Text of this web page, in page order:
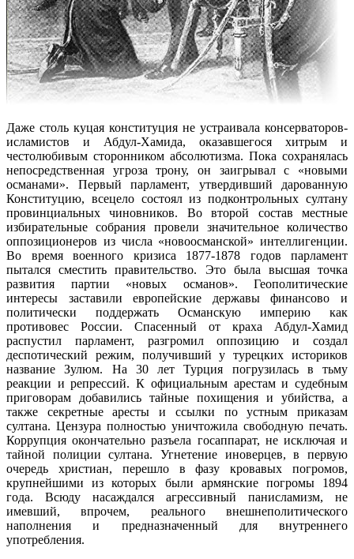
Даже столь куцая конституция не устраивала консерваторов-
исламистов и Абдул-Хамида, оказавшегося хитрым и
честолюбивым сторонником абсолютизма. Пока сохранялась
непосредственная угроза трону, он заигрывал с «новыми
османами». Первый парламент, утвердивший дарованную
Конституцию, всецело состоял из подконтрольных султану
провинциальных чиновников. Во второй состав местные
избирательные собрания провели значительное количество
оппозиционеров из числа «новоосманской» интеллигенции.
Во время военного кризиса 1877-1878 годов парламент
пытался сместить правительство. Это была высшая точка
развития партии «новых османов». Геополитические
интересы заставили европейские державы финансово и
политически поддержать Османскую империю как
противовес России. Спасенный от краха Абдул-Хамид
распустил парламент, разгромил оппозицию и создал
деспотический режим, получивший у турецких историков
название Зулюм. На 30 лет Турция погрузилась в тьму
реакции и репрессий. К официальным арестам и судебным
приговорам добавились тайные похищения и убийства, а
также секретные аресты и ссылки по устным приказам
султана. Цензура полностью уничтожила свободную печать.
Коррупция окончательно разъела госаппарат, не исключая и
тайной полиции султана. Угнетение иноверцев, в первую
очередь христиан, перешло в фазу кровавых погромов,
крупнейшими из которых были армянские погромы 1894
года. Всюду насаждался агрессивный панисламизм, не
имевший, впрочем, реального внешнеполитического
наполнения и предназначенный для внутреннего
употребления.